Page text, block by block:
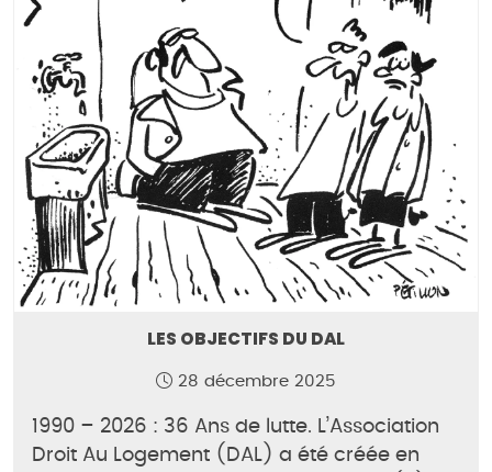
LES OBJECTIFS DU DAL
28 décembre 2025
1990 – 2026 : 36 Ans de lutte. L’Association
Droit Au Logement (DAL) a été créée en